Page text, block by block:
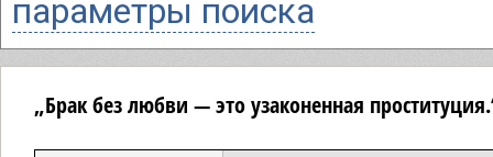
параметры поиска
„Брак без любви — это узаконенная